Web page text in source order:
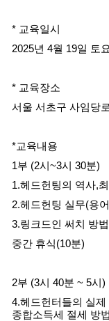
* 교육일시
2025년 4월 19일 토
* 교육장소
서울 서초구 사임당
*교육내용
1부 (2시~3시 30분)
1.헤드헌팅의 역사,
2.헤드헌팅 실무(용
3.링크드인 써치 방
중간 휴식(10분)
2부 (3시 40분 ~ 5시)
4.헤드헌터들의 실
종합소득세 절세 방법